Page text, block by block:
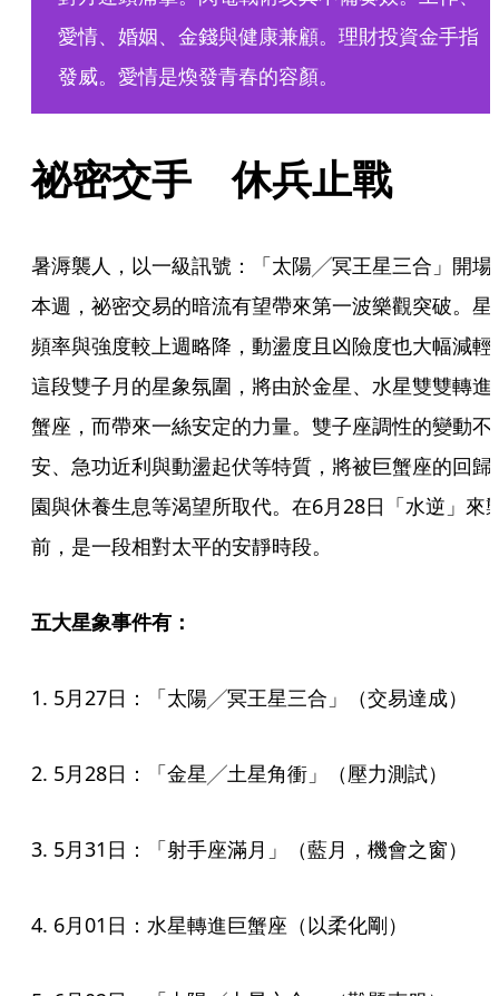
愛情、婚姻、金錢與健康兼顧。理財投資金手指
發威。愛情是煥發青春的容顏。
祕密交手　休兵止戰
暑溽襲人，以一級訊號：「太陽╱冥王星三合」開場
本週，祕密交易的暗流有望帶來第一波樂觀突破。星
頻率與強度較上週略降，動盪度且凶險度也大幅減輕
這段雙子月的星象氛圍，將由於金星、水星雙雙轉進
蟹座，而帶來一絲安定的力量。雙子座調性的變動不
安、急功近利與動盪起伏等特質，將被巨蟹座的回歸
園與休養生息等渴望所取代。在6月28日「水逆」來
前，是一段相對太平的安靜時段。
五大星象事件有：
1. 5月27日：「太陽╱冥王星三合」（交易達成）
2. 5月28日：「金星╱土星角衝」（壓力測試）
3. 5月31日：「射手座滿月」（藍月，機會之窗）
4. 6月01日：水星轉進巨蟹座（以柔化剛）